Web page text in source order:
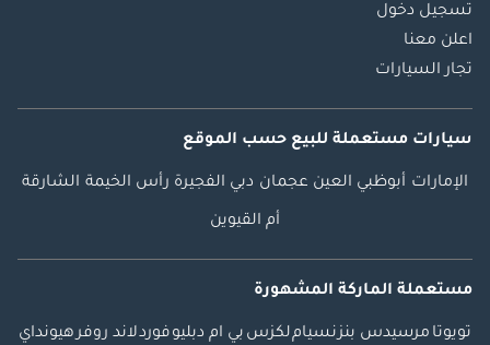
تسجيل دخول
اعلن معنا
تجار السيارات
سيارات مستعملة للبيع حسب الموقع
الإمارات أبوظبي العين عجمان دبي الفجيرة رأس الخيمة الشارقة
أم القيوين
مستعملة الماركة المشهورة
تويوتا مرسيدس بنزنسياملكزس بي ام دبليوفوردلاند روفرهيونداي